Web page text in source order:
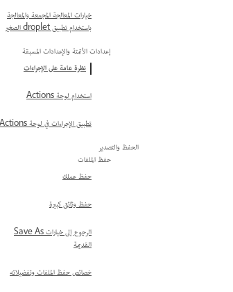
خيارات المعالجة المجمعة والمعالجة
باستخدام تطبيق droplet الصغير
إعدادات الأتمتة والإعدادات المسبقة
نظرة عامة على الإجراءات
استخدام لوحة Actions
تطبيق الإجراءات في لوحة Actions
الحفظ والتصدير
حفظ الملفات
حفظ عملك
حفظ وثائق كبيرة
الرجوع إلى خيارات Save As
القديمة
خصائص حفظ الملفات وتفضيلاته